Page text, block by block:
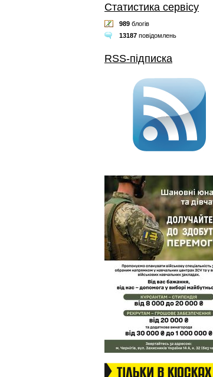
Статистика сервісу
989 блогів
13187 повідомлень
RSS-підписка